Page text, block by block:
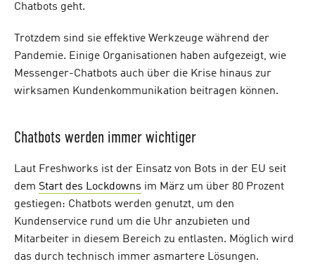
Chatbots geht.
Trotzdem sind sie effektive Werkzeuge während der
Pandemie. Einige Organisationen haben aufgezeigt, wie
Messenger-Chatbots auch über die Krise hinaus zur
wirksamen Kundenkommunikation beitragen können.
Chatbots werden immer wichtiger
Laut Freshworks ist der Einsatz von Bots in der EU seit
dem Start des Lockdowns im März um über 80 Prozent
gestiegen: Chatbots werden genutzt, um den
Kundenservice rund um die Uhr anzubieten und
Mitarbeiter in diesem Bereich zu entlasten. Möglich wird
das durch technisch immer asmartere Lösungen.